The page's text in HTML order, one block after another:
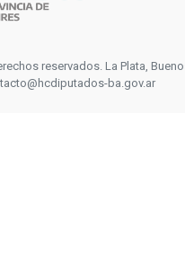
reservados. La Plata,
ba.gov.ar